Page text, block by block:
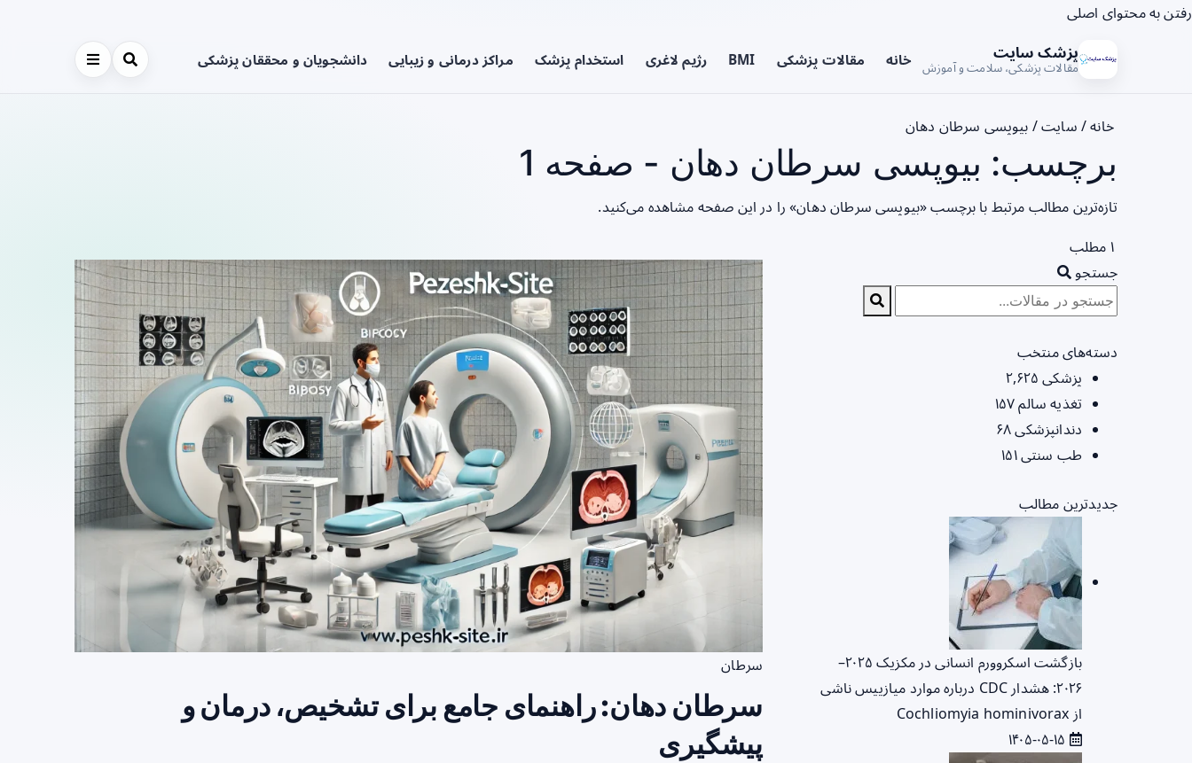
رفتن به محتوای اصلی
پزشک سایت
مقالات پزشکی، سلامت و آموزش خانه مقالات پزشکی BMI رژیم لاغری استخدام پزشک مراکز درمانی و زیبایی دانشجویان و محققان پزشکی
خانه/ سایت/ بیوپسی سرطان دهان
برچسب: بیوپسی سرطان دهان - صفحه 1
تازه‌ترین مطالب مرتبط با برچسب «بیوپسی سرطان دهان» را در این صفحه مشاهده می‌کنید.
۱ مطلب
سرطان
سرطان دهان: راهنمای جامع برای تشخیص، درمان و
پیشگیری
جستجو
دسته‌های منتخب
پزشکی ۲,۶۲۵
تغذیه سالم۱۵۷
دندانپزشکی۶۸
طب سنتی۱۵۱
جدیدترین مطالب
بازگشت اسکروورم انسانی در مکزیک ۲۰۲۵–
۲۰۲۶: هشدار CDC درباره موارد میازییس ناشی
از Cochliomyia hominivorax